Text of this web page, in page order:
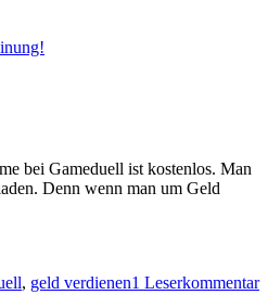
bei Gameduell ist kostenlos. Man
Denn wenn man um Geld
, geld verdienen1 Leserkommentar